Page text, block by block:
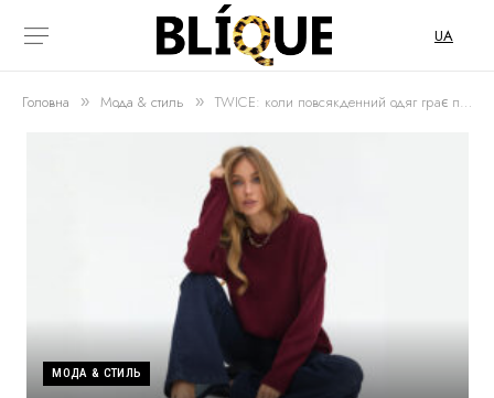
UA
Головна » Мода & стиль » TWICE: коли повсякденний одяг грає по власних правилах
МОДА & СТИЛЬ